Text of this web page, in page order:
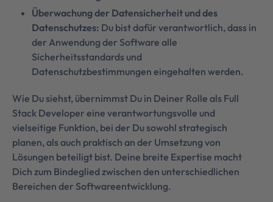
Überwachung der Datensicherheit und des
Datenschutzes: Du bist dafür verantwortlich, dass in
der Anwendung der Software alle
Sicherheitsstandards und
Datenschutzbestimmungen eingehalten werden.
Wie Du siehst, übernimmst Du in Deiner Rolle als Full
Stack Developer eine verantwortungsvolle und
vielseitige Funktion, bei der Du sowohl strategisch
planen, als auch praktisch an der Umsetzung von
Lösungen beteiligt bist. Deine breite Expertise macht
Dich zum Bindeglied zwischen den unterschiedlichen
Bereichen der Softwareentwicklung.